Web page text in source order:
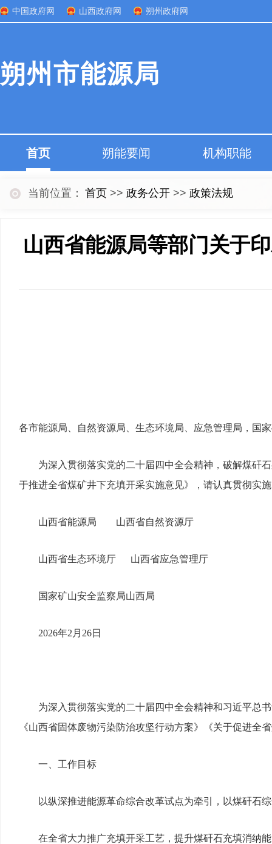
中国政府网 山西政府网 朔州政府网
朔州市能源局
首页 朔能要闻 机构职能
当前位置： 首页 >> 政务公开 >> 政策法规
山西省能源局等部门关于
各市能源局、自然资源局、生态环境局、应急管理局，国
为深入贯彻落实党的二十届四中全会精神，破解煤矸
于推进全省煤矿井下充填开采实施意见》，请认真贯彻实
山西省能源局 山西省自然资源厅
山西省生态环境厅 山西省应急管理厅
国家矿山安全监察局山西局
2026年2月26日
为深入贯彻落实党的二十届四中全会精神和习近平总
《山西省固体废物污染防治攻坚行动方案》《关于促进全
一、工作目标
以纵深推进能源革命综合改革试点为牵引，以煤矸石
在全省大力推广充填开采工艺，提升煤矸石充填消纳